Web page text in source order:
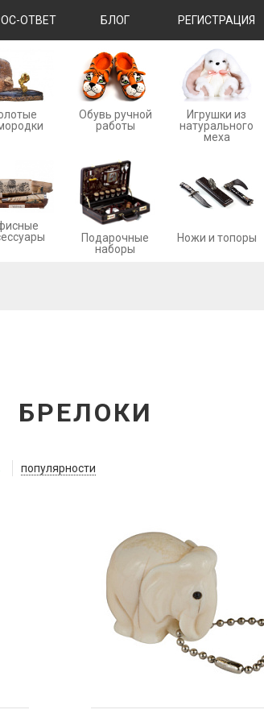
ОТВЕТ БЛОГ РЕГИСТРАЦИЯ
Обувь ручной
работы
Игрушки из
натурального
меха
Подарочные
наборы
Ножи и топоры
БРЕЛОКИ
популярности